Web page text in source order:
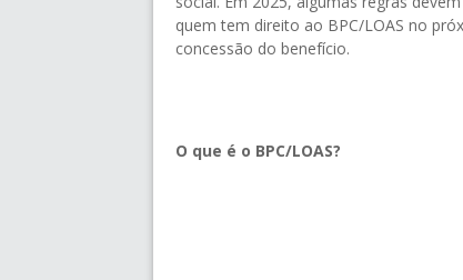
quem tem direito ao BPC/LOAS no
concessão do benefício.
O que é o BPC/LOAS?